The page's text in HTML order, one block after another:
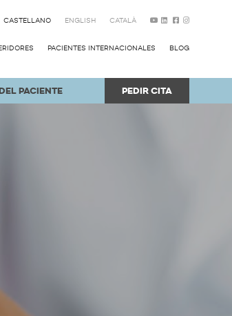
CASTELLANO ENGLISH CATALÀ
PACIENTES INTERNACIONALES BLOG
PACIENTE PEDIR CITA